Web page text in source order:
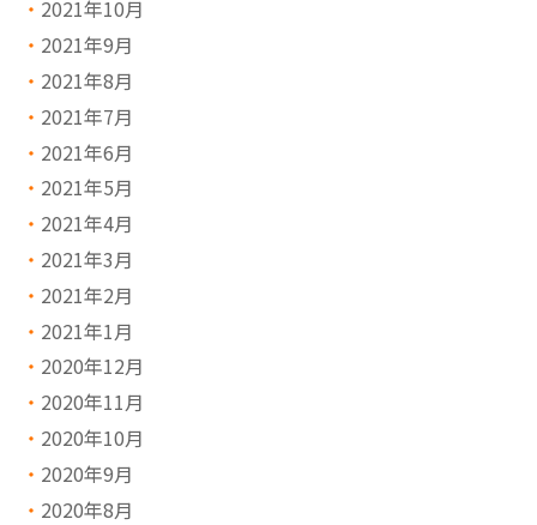
2021年10月
2021年9月
2021年8月
2021年7月
2021年6月
2021年5月
2021年4月
2021年3月
2021年2月
2021年1月
2020年12月
2020年11月
2020年10月
2020年9月
2020年8月